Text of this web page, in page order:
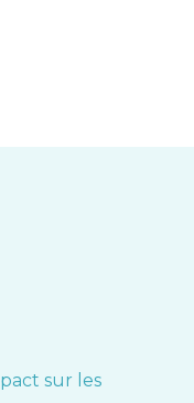
sur les